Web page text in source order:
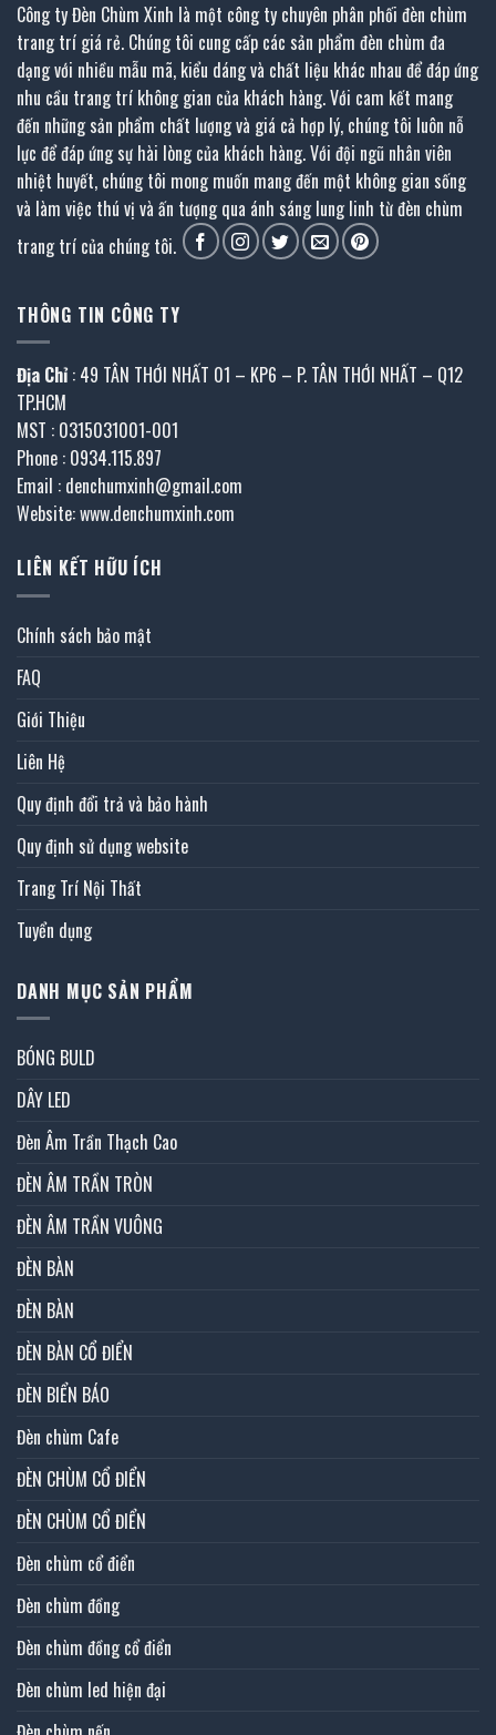
Công ty Đèn Chùm Xinh là một công ty chuyên phân phối đèn chùm
trang trí giá rẻ. Chúng tôi cung cấp các sản phẩm đèn chùm đa
dạng với nhiều mẫu mã, kiểu dáng và chất liệu khác nhau để đáp ứng
nhu cầu trang trí không gian của khách hàng. Với cam kết mang
đến những sản phẩm chất lượng và giá cả hợp lý, chúng tôi luôn nỗ
lực để đáp ứng sự hài lòng của khách hàng. Với đội ngũ nhân viên
nhiệt huyết, chúng tôi mong muốn mang đến một không gian sống
và làm việc thú vị và ấn tượng qua ánh sáng lung linh từ đèn chùm
trang trí của chúng tôi.
THÔNG TIN CÔNG TY
Địa Chỉ : 49 TÂN THỚI NHẤT 01 – KP6 – P. TÂN THỚI NHẤT – Q12
TP.HCM
MST : 0315031001-001
Phone : 0934.115.897
Email : denchumxinh@gmail.com
Website: www.denchumxinh.com
LIÊN KẾT HỮU ÍCH
Chính sách bảo mật
FAQ
Giới Thiệu
Liên Hệ
Quy định đổi trả và bảo hành
Quy định sử dụng website
Trang Trí Nội Thất
Tuyển dụng
DANH MỤC SẢN PHẨM
BÓNG BULD
DÂY LED
Đèn Âm Trần Thạch Cao
ĐÈN ÂM TRẦN TRÒN
ĐÈN ÂM TRẦN VUÔNG
ĐÈN BÀN
ĐÈN BÀN
ĐÈN BÀN CỔ ĐIỂN
ĐÈN BIỂN BÁO
Đèn chùm Cafe
ĐÈN CHÙM CỔ ĐIỂN
ĐÈN CHÙM CỔ ĐIỂN
Đèn chùm cổ điển
Đèn chùm đồng
Đèn chùm đồng cổ điển
Đèn chùm led hiện đại